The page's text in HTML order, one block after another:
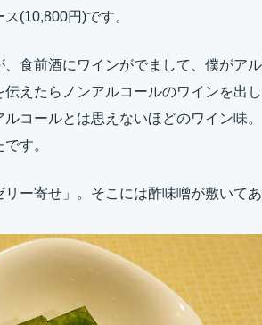
(10,800円)です。
食前酒にワインがでまして、僕がアル
伝えたらノンアルコールのワインを出し
コールとは思えないほどのワイン味。
す。
ー寄せ」。そこには酢味噌が敷いてあ